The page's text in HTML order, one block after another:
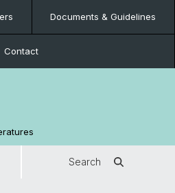
Documents & Guidelines
Contact
Search